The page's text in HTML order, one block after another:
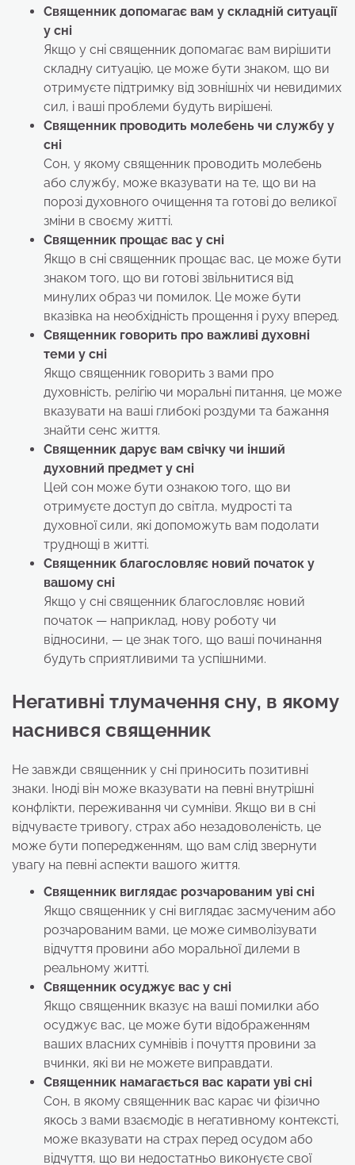
Священник допомагає вам у складній ситуації
у сні
Якщо у сні священник допомагає вам вирішити
складну ситуацію, це може бути знаком, що ви
отримуєте підтримку від зовнішніх чи невидимих
сил, і ваші проблеми будуть вирішені.
Священник проводить молебень чи службу у
сні
Сон, у якому священник проводить молебень
або службу, може вказувати на те, що ви на
порозі духовного очищення та готові до великої
зміни в своєму житті.
Священник прощає вас у сні
Якщо в сні священник прощає вас, це може бути
знаком того, що ви готові звільнитися від
минулих образ чи помилок. Це може бути
вказівка на необхідність прощення і руху вперед.
Священник говорить про важливі духовні
теми у сні
Якщо священник говорить з вами про
духовність, релігію чи моральні питання, це може
вказувати на ваші глибокі роздуми та бажання
знайти сенс життя.
Священник дарує вам свічку чи інший
духовний предмет у сні
Цей сон може бути ознакою того, що ви
отримуєте доступ до світла, мудрості та
духовної сили, які допоможуть вам подолати
труднощі в житті.
Священник благословляє новий початок у
вашому сні
Якщо у сні священник благословляє новий
початок — наприклад, нову роботу чи
відносини, — це знак того, що ваші починання
будуть сприятливими та успішними.
Негативні тлумачення сну, в якому
наснився священник
Не завжди священник у сні приносить позитивні
знаки. Іноді він може вказувати на певні внутрішні
конфлікти, переживання чи сумніви. Якщо ви в сні
відчуваєте тривогу, страх або незадоволеність, це
може бути попередженням, що вам слід звернути
увагу на певні аспекти вашого життя.
Священник виглядає розчарованим уві сні
Якщо священник у сні виглядає засмученим або
розчарованим вами, це може символізувати
відчуття провини або моральної дилеми в
реальному житті.
Священник осуджує вас у сні
Якщо священник вказує на ваші помилки або
осуджує вас, це може бути відображенням
ваших власних сумнівів і почуття провини за
вчинки, які ви не можете виправдати.
Священник намагається вас карати уві сні
Сон, в якому священник вас карає чи фізично
якось з вами взаємодіє в негативному контексті,
може вказувати на страх перед осудом або
відчуття, що ви недостатньо виконуєте свої